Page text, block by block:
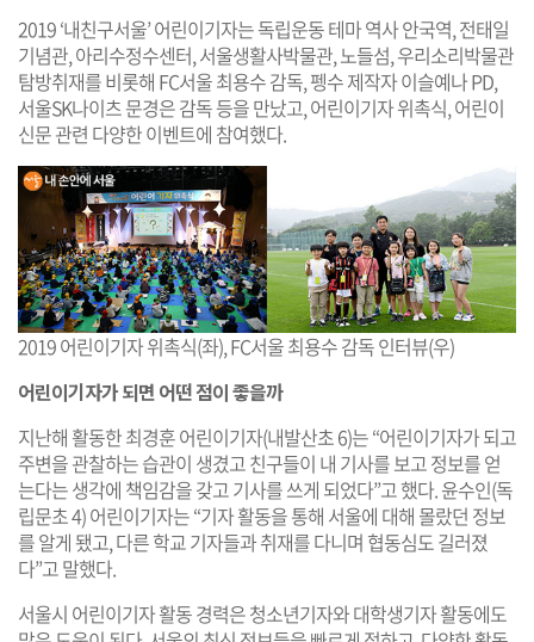
2019 ‘내친구서울’ 어린이기자는 독립운동 테마 역사 안국역, 전태일
기념관, 아리수정수센터, 서울생활사박물관, 노들섬, 우리소리박물관
탐방취재를 비롯해 FC서울 최용수 감독, 펭수 제작자 이슬예나 PD,
서울SK나이츠 문경은 감독 등을 만났고, 어린이기자 위촉식, 어린이
신문 관련 다양한 이벤트에 참여했다.
2019 어린이기자 위촉식(좌), FC서울 최용수 감독 인터뷰(우)
어린이기자가 되면 어떤 점이 좋을까
지난해 활동한 최경훈 어린이기자(내발산초 6)는 “어린이기자가 되고
주변을 관찰하는 습관이 생겼고 친구들이 내 기사를 보고 정보를 얻
는다는 생각에 책임감을 갖고 기사를 쓰게 되었다”고 했다. 윤수인(독
립문초 4) 어린이기자는 “기자 활동을 통해 서울에 대해 몰랐던 정보
를 알게 됐고, 다른 학교 기자들과 취재를 다니며 협동심도 길러졌
다”고 말했다.
서울시 어린이기자 활동 경력은 청소년기자와 대학생기자 활동에도